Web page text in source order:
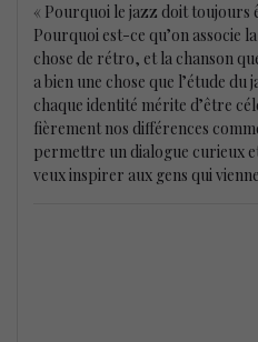
« Pourquoi le jazz doit toujours
Pourquoi est-ce qu’on associe
chose de rétro, et la chanson
a bien une chose que l’étude du
chaque identité mérite d’être
fièrement nos différences
permettre un dialogue curieux
veux inspirer aux gens qui